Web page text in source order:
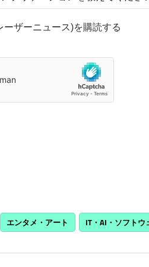
ーザーニュース)を購読する
エンタメ・アート IT・AI・ソフトウ